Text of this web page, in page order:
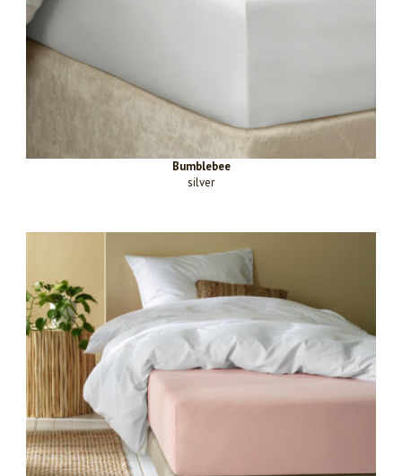
Bumblebee
silver